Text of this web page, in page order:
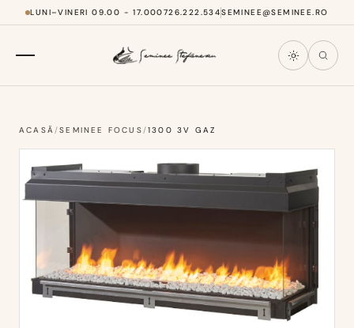
LUNI–VINERI 09.00 - 17.000726.222.534SEMINEE@SEMINEE.RO
ACASĂ/SEMINEE FOCUS/1300 3V GAZ